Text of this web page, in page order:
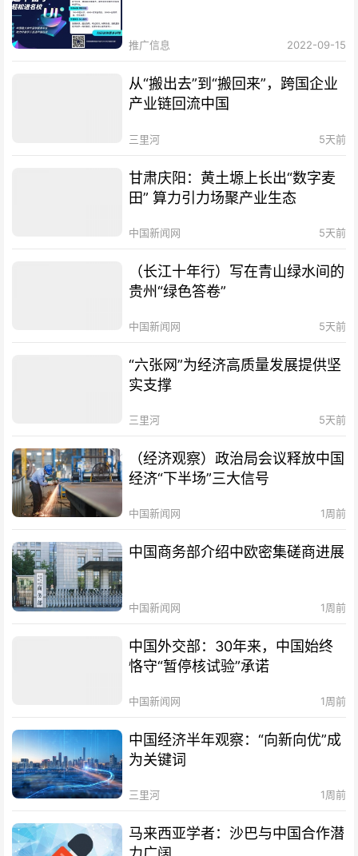
推广信息 2022-09-15
从“搬出去”到“搬回来”，跨国企业
产业链回流中国
三里河 5天前
甘肃庆阳：黄土塬上长出“数字麦
田” 算力引力场聚产业生态
中国新闻网 5天前
（长江十年行）写在青山绿水间的
贵州“绿色答卷”
中国新闻网 5天前
“六张网”为经济高质量发展提供坚
实支撑
三里河 5天前
（经济观察）政治局会议释放中国
经济“下半场”三大信号
中国新闻网 1周前
中国商务部介绍中欧密集磋商进展
中国新闻网 1周前
中国外交部：30年来，中国始终
恪守“暂停核试验”承诺
中国新闻网 1周前
中国经济半年观察：“向新向优”成
为关键词
三里河 1周前
马来西亚学者：沙巴与中国合作潜